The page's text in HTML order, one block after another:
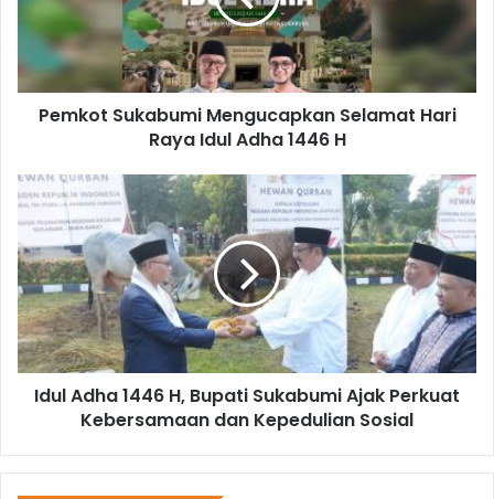
Pemkot Sukabumi Mengucapkan Selamat Hari
Raya Idul Adha 1446 H
Idul Adha 1446 H, Bupati Sukabumi Ajak Perkuat
Kebersamaan dan Kepedulian Sosial